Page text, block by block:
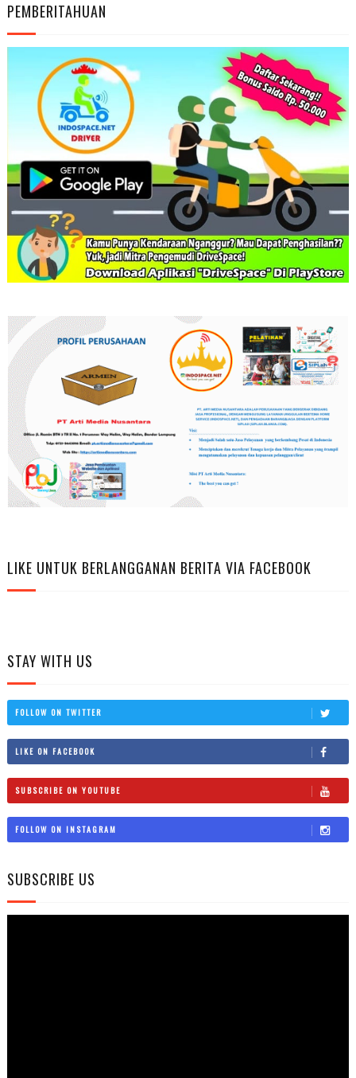
PEMBERITAHUAN
LIKE UNTUK BERLANGGANAN BERITA VIA FACEBOOK
STAY WITH US
FOLLOW ON TWITTER
LIKE ON FACEBOOK
SUBSCRIBE ON YOUTUBE
FOLLOW ON INSTAGRAM
SUBSCRIBE US